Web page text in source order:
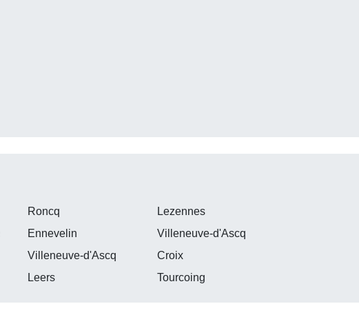
Roncq
Lezennes
Ennevelin
Villeneuve-d'Ascq
Villeneuve-d'Ascq
Croix
Leers Tourcoing